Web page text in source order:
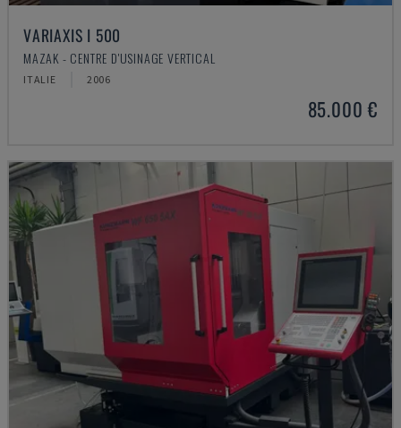
VARIAXIS I 500
MAZAK - CENTRE D'USINAGE VERTICAL
ITALIE 2006
85.000 €